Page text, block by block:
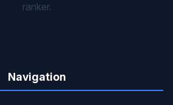
ranker.
Navigation